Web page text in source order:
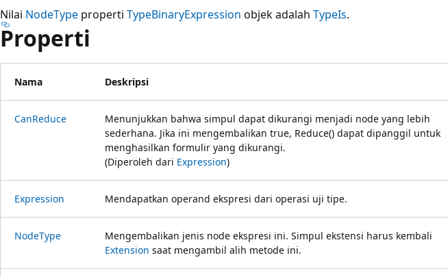
Nilai NodeType properti TypeBinaryExpression objek adalah TypeIs.
Properti
Nama Deskripsi
CanReduce
Menunjukkan bahwa simpul dapat dikurangi menjadi node yang lebih
sederhana. Jika ini mengembalikan true, Reduce() dapat dipanggil untuk
menghasilkan formulir yang dikurangi.
(Diperoleh dari Expression)
Expression Mendapatkan operand ekspresi dari operasi uji tipe.
NodeType
Mengembalikan jenis node ekspresi ini. Simpul ekstensi harus kembali
Extension saat mengambil alih metode ini.